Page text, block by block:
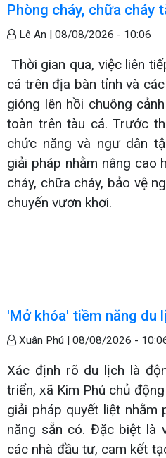
Phòng cháy, chữa cháy
Lê An | 08/08/2026 - 10:06
Thời gian qua, việc liên
cá trên địa bàn tỉnh và
gióng lên hồi chuông
toàn trên tàu cá. Trước
chức năng và ngư dân
giải pháp nhằm nâng cao
cháy, chữa cháy, bảo vệ
chuyến vươn khơi.
'Mở khóa' tiềm năng du
Xuân Phú | 08/08/2026 -
Xác định rõ du lịch là
triển, xã Kim Phú chủ
giải pháp quyết liệt nhằm
năng sẵn có. Đặc biệt là
các nhà đầu tư, cam kết